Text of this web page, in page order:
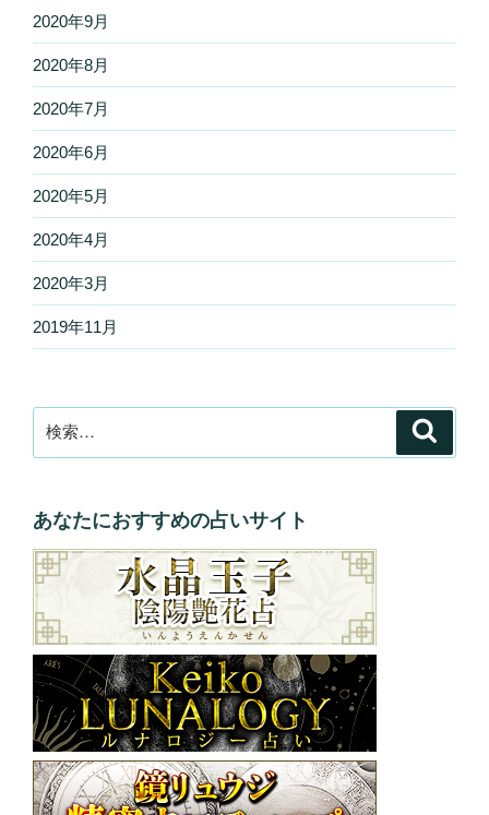
2020年9月
2020年8月
2020年7月
2020年6月
2020年5月
2020年4月
2020年3月
2019年11月
索:
あなたにおすすめの占いサイト